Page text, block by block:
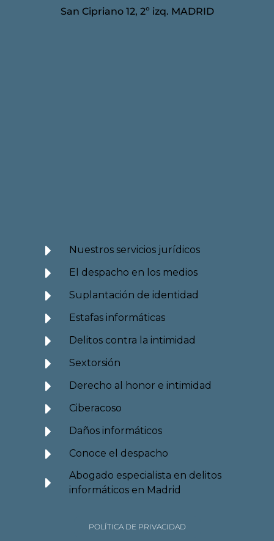
San Cipriano 12, 2º izq. MADRID
Nuestros servicios jurídicos
El despacho en los medios
Suplantación de identidad
Estafas informáticas
Delitos contra la intimidad
Sextorsión
Derecho al honor e intimidad
Ciberacoso
Daños informáticos
Conoce el despacho
Abogado especialista en delitos
informáticos en Madrid
POLÍTICA DE PRIVACIDAD